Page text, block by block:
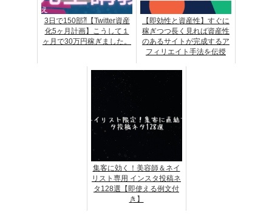
3日で150部⁈【Twitter資産
化5ヶ月計画】こうして１
ヶ月で30万円稼ぎました。
【即効性と資産性】すぐに
稼ぎつつ長く見れば資産性
のあるサイトが完成するア
フィリエイト手法を伝授
集客に効く！美容師＆ネイ
リスト専用 インスタ投稿ネ
タ128選【即使える例文付
き】